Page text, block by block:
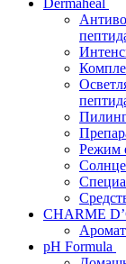
Dermaheal
Режим
CHARME
pH Formula